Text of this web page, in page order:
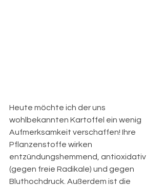
Heute möchte ich der uns
wohlbekannten Kartoffel ein wenig
Aufmerksamkeit verschaffen! Ihre
Pflanzenstoffe wirken
entzündungshemmend, antioxidativ
(gegen freie Radikale) und gegen
Bluthochdruck. Außerdem ist die